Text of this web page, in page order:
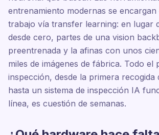
entrenamiento modernas se encargan
trabajo vía transfer learning: en lugar
desde cero, partes de una vision
preentrenada y la afinas con unos
miles de imágenes de fábrica. Todo el
inspección, desde la primera recogida
hasta un sistema de inspección IA
línea, es cuestión de semanas.